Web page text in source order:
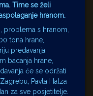
Time se želi
hranom.
problema s hranom,
tona hrane,
predavanja
bacanja hrane,
će se održati
Pavla Hatza
za sve posjetitelje.